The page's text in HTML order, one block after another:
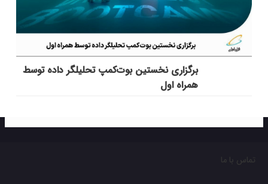
برگزاری نخستین بوت‌کمپ تحلیلگر داده توسط
همراه اول
تماس با ما